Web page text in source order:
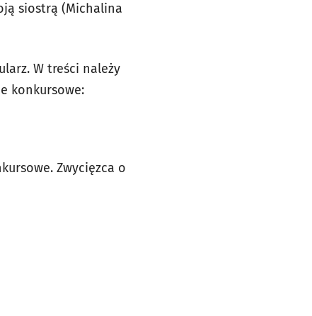
siostrą (Michalina
W treści należy
konkursowe:
Zwycięzca o